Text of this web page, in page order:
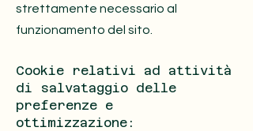
strettamente necessario al
funzionamento del sito.
Cookie relativi ad attività
di salvataggio delle
preferenze e
ottimizzazione: